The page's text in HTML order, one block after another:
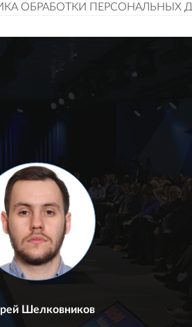
ОБРАБОТКИ ПЕРСОНАЛЬНЫХ
Шелковников